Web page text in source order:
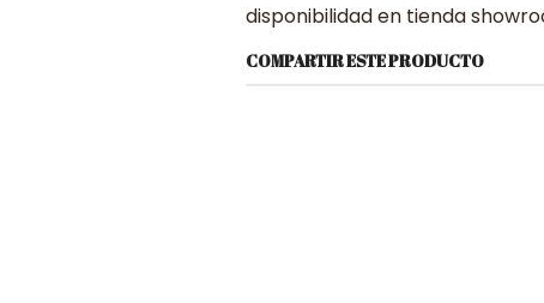
disponibilidad en tienda
COMPARTIR ESTE PRODUCTO